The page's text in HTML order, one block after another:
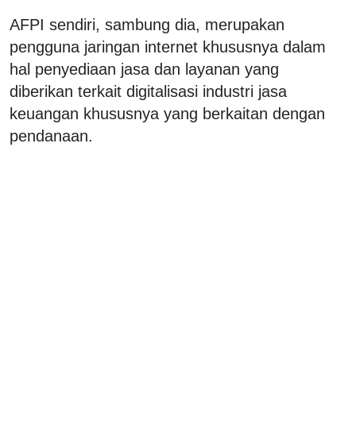
AFPI sendiri, sambung dia, merupakan
pengguna jaringan internet khususnya dalam
hal penyediaan jasa dan layanan yang
diberikan terkait digitalisasi industri jasa
keuangan khususnya yang berkaitan dengan
pendanaan.